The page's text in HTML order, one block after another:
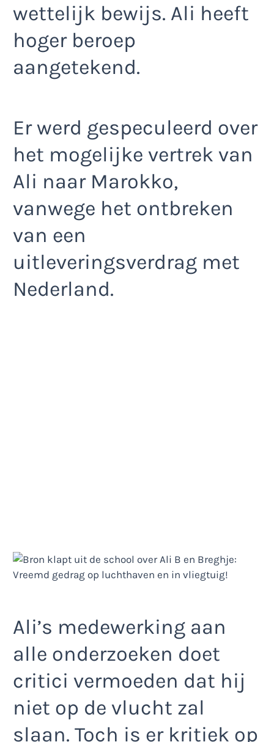
wettelijk bewijs. Ali heeft
hoger beroep
aangetekend.
Er werd gespeculeerd over
het mogelijke vertrek van
Ali naar Marokko,
vanwege het ontbreken
van een
uitleveringsverdrag met
Nederland.
Ali’s medewerking aan
alle onderzoeken doet
critici vermoeden dat hij
niet op de vlucht zal
slaan. Toch is er kritiek op